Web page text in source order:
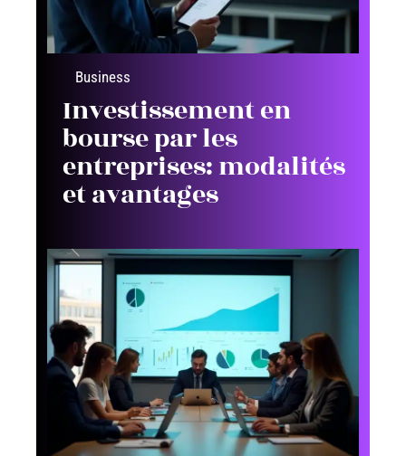
Business
Investissement en
bourse par les
entreprises: modalités
et avantages